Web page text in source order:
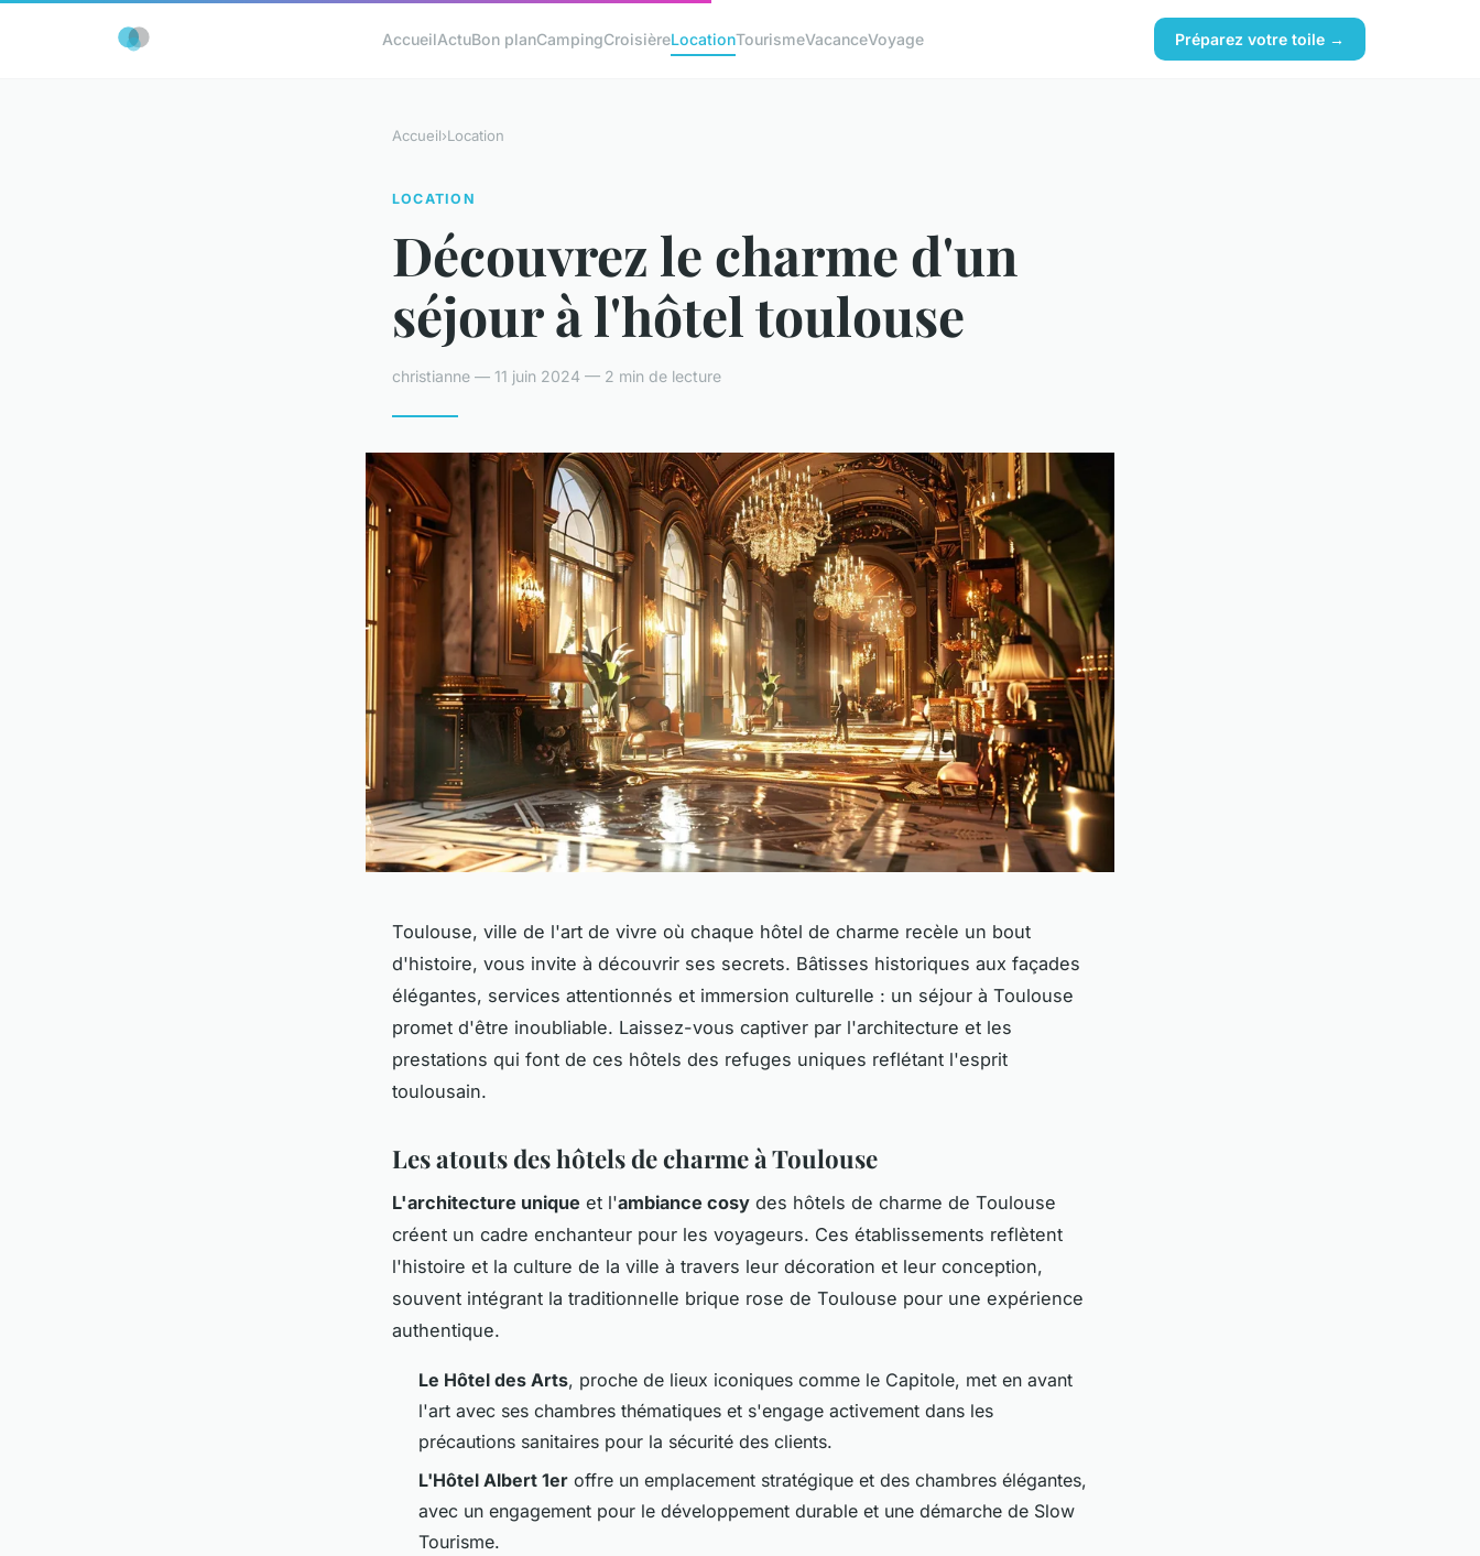
AccueilActuBon planCampingCroisièreLocationTourismeVacanceVoyage Préparez votre toile →
Accueil›Location
LOCATION
Découvrez le charme d'un
séjour à l'hôtel toulouse
christianne — 11 juin 2024 — 2 min de lecture
Toulouse, ville de l'art de vivre où chaque hôtel de charme recèle un bout
d'histoire, vous invite à découvrir ses secrets. Bâtisses historiques aux façades
élégantes, services attentionnés et immersion culturelle : un séjour à Toulouse
promet d'être inoubliable. Laissez-vous captiver par l'architecture et les
prestations qui font de ces hôtels des refuges uniques reflétant l'esprit
toulousain.
Les atouts des hôtels de charme à Toulouse
L'architecture unique et l'ambiance cosy des hôtels de charme de Toulouse
créent un cadre enchanteur pour les voyageurs. Ces établissements reflètent
l'histoire et la culture de la ville à travers leur décoration et leur conception,
souvent intégrant la traditionnelle brique rose de Toulouse pour une expérience
authentique.
Le Hôtel des Arts, proche de lieux iconiques comme le Capitole, met en avant
l'art avec ses chambres thématiques et s'engage activement dans les
précautions sanitaires pour la sécurité des clients.
L'Hôtel Albert 1er offre un emplacement stratégique et des chambres élégantes,
avec un engagement pour le développement durable et une démarche de Slow
Tourisme.